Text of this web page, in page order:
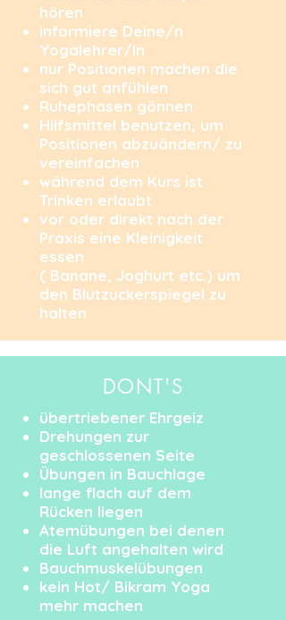
hören
informiere Deine/n
Yogalehrer/In
nur Positionen machen die
sich gut anfühlen
Ruhephasen gönnen
Hilfsmittel benutzen, um
Positionen abzuändern/ zu
vereinfachen
während dem Kurs ist
Trinken erlaubt
vor oder direkt nach der
Praxis eine Kleinigkeit
essen
( Banane, Joghurt etc.) um
den Blutzuckerspiegel zu
halten
DONT'S
übertriebener Ehrgeiz
Drehungen zur
geschlossenen Seite
Übungen in Bauchlage
lange flach auf dem
Rücken liegen
Atemübungen bei denen
die Luft angehalten wird
Bauchmuskelübungen
kein Hot/ Bikram Yoga
mehr machen